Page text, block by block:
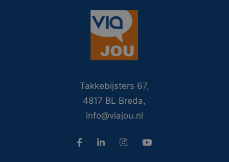
Takkebijsters 67,
4817 BL Breda,
info@viajou.nl